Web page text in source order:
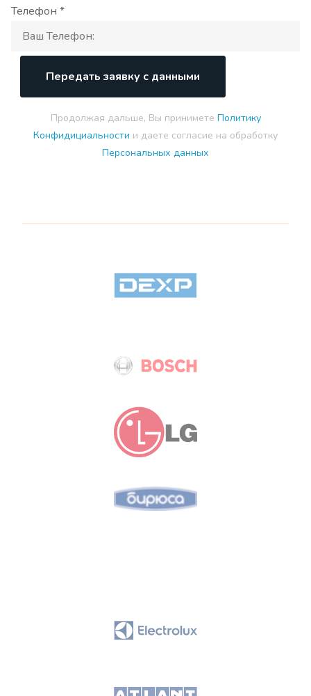
Телефон *
Передать заявку с данными
Продолжая дальше, Вы принимете Политику
Конфидициальности и даете согласие на обработку
Персональных данных